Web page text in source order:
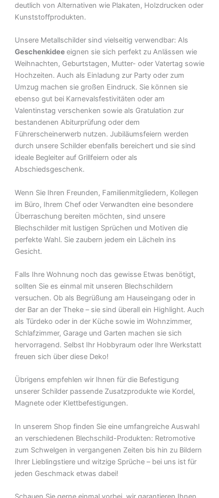
deutlich von Alternativen wie Plakaten, Holzdrucken oder
Kunststoffprodukten.
Unsere Metallschilder sind vielseitig verwendbar: Als
Geschenkidee eignen sie sich perfekt zu Anlässen wie
Weihnachten, Geburtstagen, Mutter- oder Vatertag sowie
Hochzeiten. Auch als Einladung zur Party oder zum
Umzug machen sie großen Eindruck. Sie können sie
ebenso gut bei Karnevalsfestivitäten oder am
Valentinstag verschenken sowie als Gratulation zur
bestandenen Abiturprüfung oder dem
Führerscheinerwerb nutzen. Jubiläumsfeiern werden
durch unsere Schilder ebenfalls bereichert und sie sind
ideale Begleiter auf Grillfeiern oder als
Abschiedsgeschenk.
Wenn Sie Ihren Freunden, Familienmitgliedern, Kollegen
im Büro, Ihrem Chef oder Verwandten eine besondere
Überraschung bereiten möchten, sind unsere
Blechschilder mit lustigen Sprüchen und Motiven die
perfekte Wahl. Sie zaubern jedem ein Lächeln ins
Gesicht.
Falls Ihre Wohnung noch das gewisse Etwas benötigt,
sollten Sie es einmal mit unseren Blechschildern
versuchen. Ob als Begrüßung am Hauseingang oder in
der Bar an der Theke – sie sind überall ein Highlight. Auch
als Türdeko oder in der Küche sowie im Wohnzimmer,
Schlafzimmer, Garage und Garten machen sie sich
hervorragend. Selbst Ihr Hobbyraum oder Ihre Werkstatt
freuen sich über diese Deko!
Übrigens empfehlen wir Ihnen für die Befestigung
unserer Schilder passende Zusatzprodukte wie Kordel,
Magnete oder Klettbefestigungen.
In unserem Shop finden Sie eine umfangreiche Auswahl
an verschiedenen Blechschild-Produkten: Retromotive
zum Schwelgen in vergangenen Zeiten bis hin zu Bildern
Ihrer Lieblingstiere und witzige Sprüche – bei uns ist für
jeden Geschmack etwas dabei!